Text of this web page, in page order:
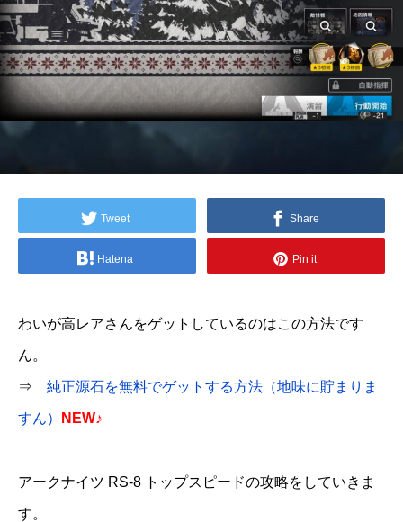
Tweet Share
Hatena Pin it
わいが高レアさんをゲットしているのはこの方法です
ん。
⇒ 純正源石を無料でゲットする方法（地味に貯まりま
すん） NEW♪
アークナイツ RS-8 トップスピードの攻略をしていきま
す。